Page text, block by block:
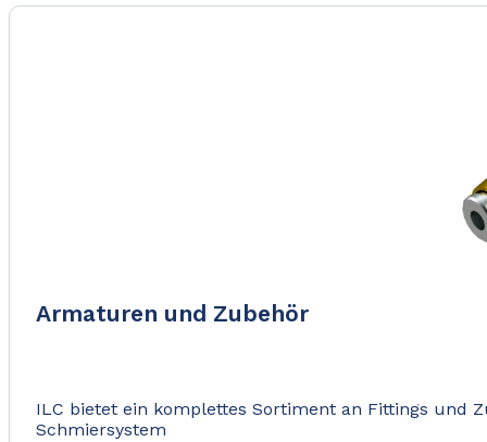
Armaturen und Zubehör
ILC bietet ein komplettes Sortiment an Fittings und
Schmiersystem